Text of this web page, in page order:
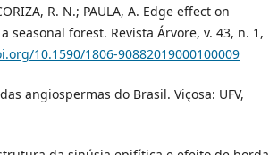
R. N.; PAULA, A. Edge effect on
forest. Revista Árvore, v. 43, n. 1,
10.1590/1806-90882019000100009
angiospermas do Brasil. Viçosa: UFV,